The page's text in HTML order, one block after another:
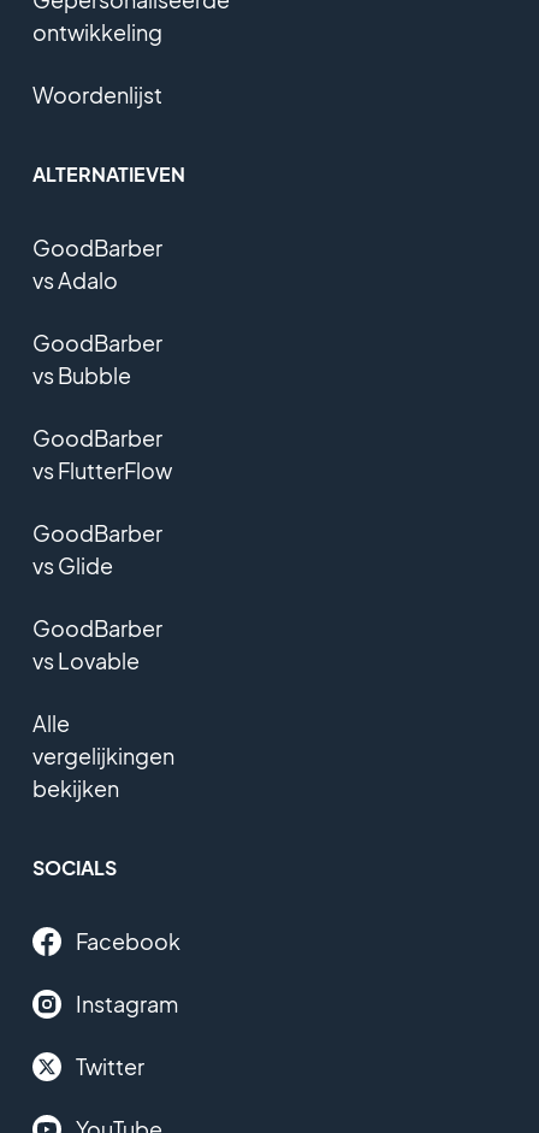
ontwikkeling
Woordenlijst
ALTERNATIEVEN
GoodBarber
vs Adalo
GoodBarber
vs Bubble
GoodBarber
vs FlutterFlow
GoodBarber
vs Glide
GoodBarber
vs Lovable
Alle
vergelijkingen
bekijken
SOCIALS
Facebook
Instagram
Twitter